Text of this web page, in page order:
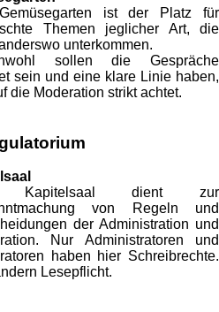
ist der Platz für
Themen jeglicher Art, die
unterkommen.
sollen die Gespräche
sein und eine klare Linie haben,
die Moderation strikt achtet.
Kapitelsaal dient zur
von Regeln und
der Administration und
Nur Administratoren und
haben hier Schreibrechte.
Lesepflicht.